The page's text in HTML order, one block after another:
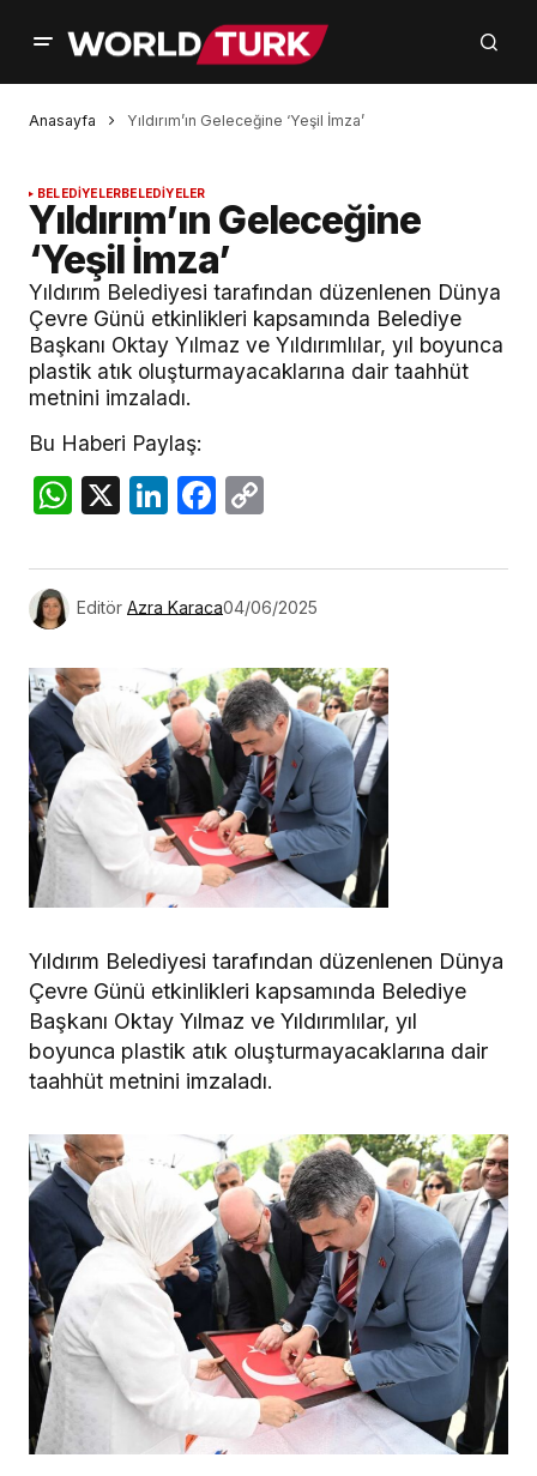
Anasayfa Yıldırım’ın Geleceğine ‘Yeşil İmza’
BELEDİYELERBELEDİYELER
Yıldırım’ın Geleceğine
‘Yeşil İmza’
Yıldırım Belediyesi tarafından düzenlenen Dünya
Çevre Günü etkinlikleri kapsamında Belediye
Başkanı Oktay Yılmaz ve Yıldırımlılar, yıl boyunca
plastik atık oluşturmayacaklarına dair taahhüt
metnini imzaladı.
Bu Haberi Paylaş:
WhatsApp
X LinkedIn
Facebook
Editör Azra Karaca04/06/2025
Yıldırım Belediyesi tarafından düzenlenen Dünya
Çevre Günü etkinlikleri kapsamında Belediye
Başkanı Oktay Yılmaz ve Yıldırımlılar, yıl
boyunca plastik atık oluşturmayacaklarına dair
taahhüt metnini imzaladı.